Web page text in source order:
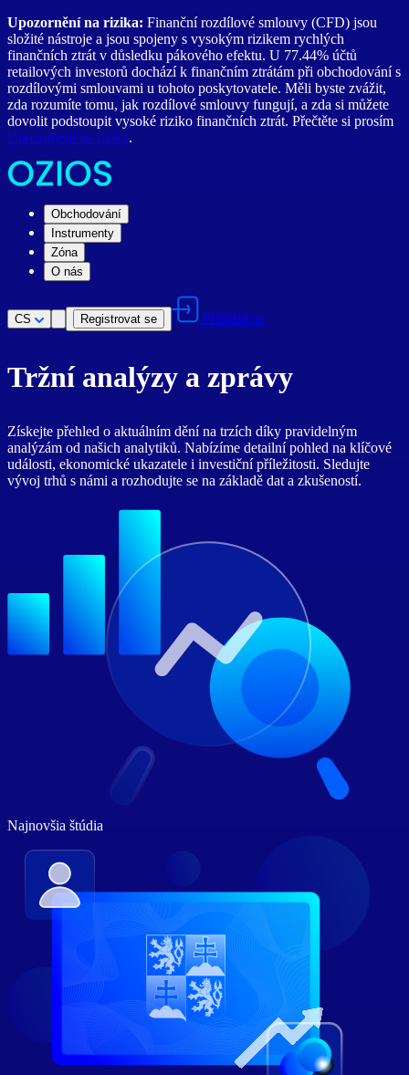
Upozornění na rizika: Finanční rozdílové smlouvy (CFD) jsou
složité nástroje a jsou spojeny s vysokým rizikem rychlých
finančních ztrát v důsledku pákového efektu. U 77.44% účtů
retailových investorů dochází k finančním ztrátám při obchodování s
rozdílovými smlouvami u tohoto poskytovatele. Měli byste zvážit,
zda rozumíte tomu, jak rozdílové smlouvy fungují, a zda si můžete
dovolit podstoupit vysoké riziko finančních ztrát. Přečtěte si prosím
Upozornení na rizika.
Obchodování
Instrumenty
Zóna
O nás
CS Registrovat se Přihlásit se
Tržní analýzy a zprávy
Získejte přehled o aktuálním dění na trzích díky pravidelným
analýzám od našich analytiků. Nabízíme detailní pohled na klíčové
události, ekonomické ukazatele i investiční příležitosti. Sledujte
vývoj trhů s námi a rozhodujte se na základě dat a zkušeností.
Najnovšia štúdia